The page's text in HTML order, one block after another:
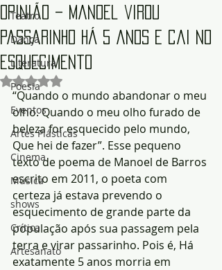
Teatro
Dança
Literatura
Poesia
Eventos
Artes Plásticas
Cinema
Música
shows
Crítica
Artesanato
Opinião – Manoel virou
passarinho há 5 anos e cai no
esquecimento
Avaliado com NaN de 5 estrelas.
“Quando o mundo abandonar o meu
olho. Quando o meu olho furado de
beleza for esquecido pelo mundo,
Que hei de fazer”. Esse pequeno
texto de poema de Manoel de Barros
escrito em 2011, o poeta com
certeza já estava prevendo o
esquecimento de grande parte da
população após sua passagem pela
terra e virar passarinho. Pois é, Há
exatamente 5 anos morria em